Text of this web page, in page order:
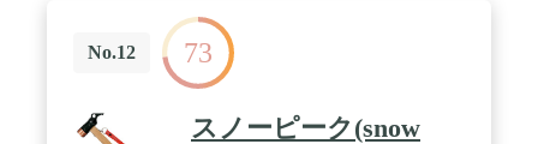
No.12 73
スノーピーク(snow